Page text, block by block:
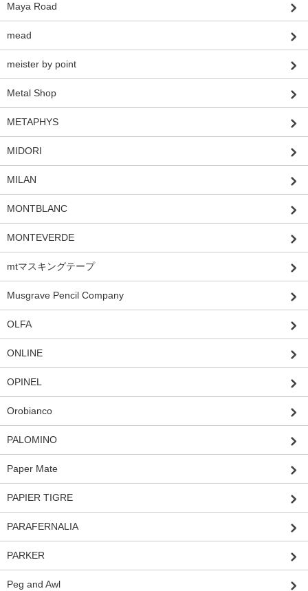
Maya Road
mead
meister by point
Metal Shop
METAPHYS
MIDORI
MILAN
MONTBLANC
MONTEVERDE
mtマスキングテープ
Musgrave Pencil Company
OLFA
ONLINE
OPINEL
Orobianco
PALOMINO
Paper Mate
PAPIER TIGRE
PARAFERNALIA
PARKER
Peg and Awl